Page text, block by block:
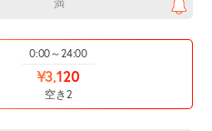
満
0:00～24:00
¥3,120
空き2